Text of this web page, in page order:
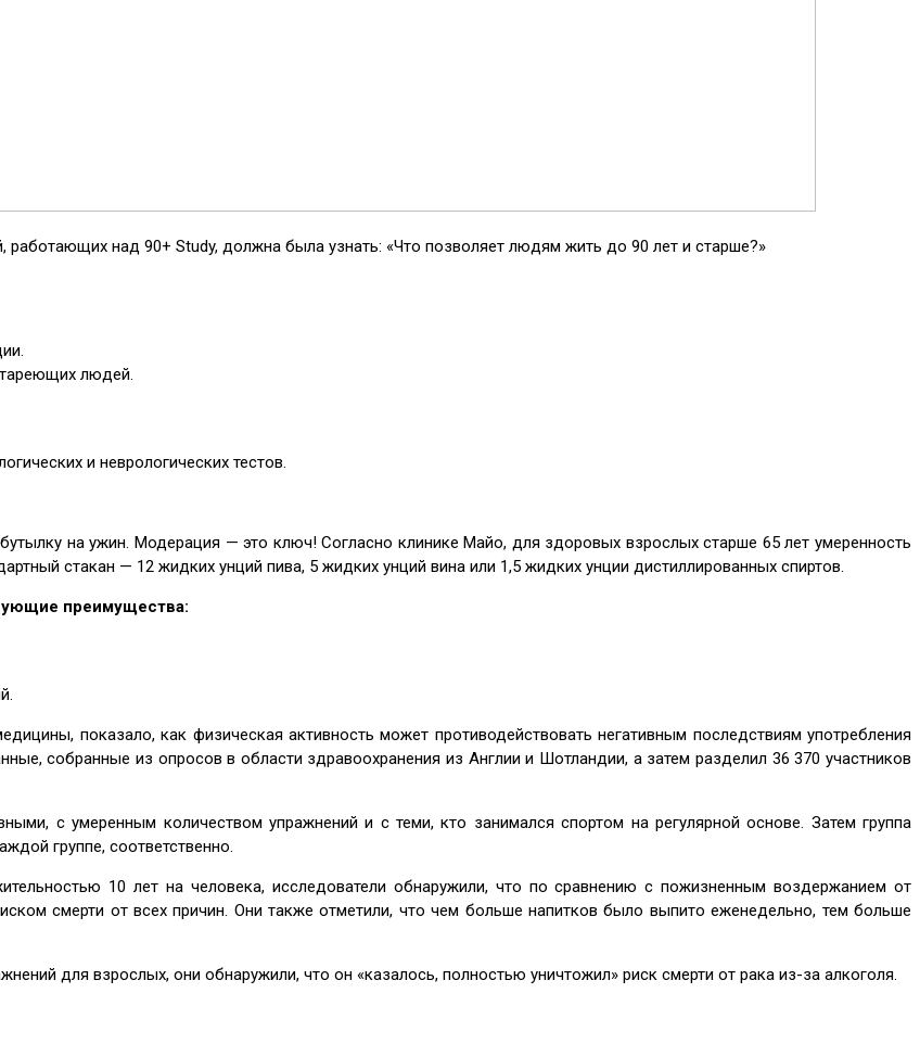
работающих над 90+ Study, должна была узнать: «Что позволяет людям жить до 90 лет и старше?»
людей.
и неврологических тестов.
на ужин. Модерация — это ключ! Согласно клинике Майо, для здоровых взрослых старше 65 лет умеренность
стакан — 12 жидких унций пива, 5 жидких унций вина или 1,5 жидких унции дистиллированных спиртов.
преимущества:
показало, как физическая активность может противодействовать негативным последствиям употребления
собранные из опросов в области здравоохранения из Англии и Шотландии, а затем разделил 36 370 участников
с умеренным количеством упражнений и с теми, кто занимался спортом на регулярной основе. Затем группа
группе, соответственно.
10 лет на человека, исследователи обнаружили, что по сравнению с пожизненным воздержанием от
смерти от всех причин. Они также отметили, что чем больше напитков было выпито еженедельно, тем больше
для взрослых, они обнаружили, что он «казалось, полностью уничтожил» риск смерти от рака из-за алкоголя.